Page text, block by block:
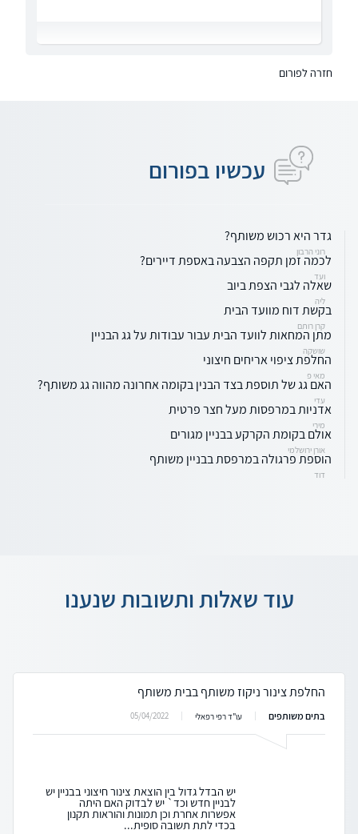
חזרה לפורום
עכשיו בפורום
גדר היא רכוש משותף?
רוני הרבון
לכמה זמן תקפה הצבעה באספת דיירים?
ועד
שאלה לגבי הצפת ביוב
ליה
בקשת דוח מוועד הבית
קרן רותם
מתן המחאות לוועד הבית עבור עבודות על גג הבניין
שושקה
החלפת ציפוי אריחים חיצוני
מאי פ
האם גג של תוספת בצד הבנין בקומה אחרונה מהווה גג משותף?
עדי
אדניות במרפסות מעל חצר פרטית
מירי
אולם בקומת הקרקע בבניין מגורים
אורן ירושלמי
הוספת פרגולה במרפסת בבניין משותף
דוד
עוד שאלות ותשובות שנענו
החלפת צינור ניקוז משותף בבית משותף
בתים משותפים עו"ד רפי רפאלי 05/04/2022
יש הבדל גדול בין הוצאת צינור חיצוני בבניין יש
לבניין חדש וכד` יש לבדוק האם היתה
אפשרות אחרת וכן תמונות והוראות תקנון
בכדי לתת תשובה סופית...